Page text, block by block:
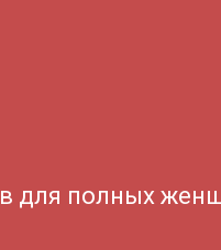
для полных